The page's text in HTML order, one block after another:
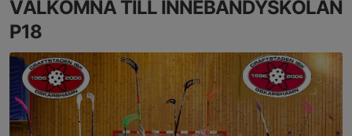
VÄLKOMNA TILL INNEBANDYSKOLAN
P18